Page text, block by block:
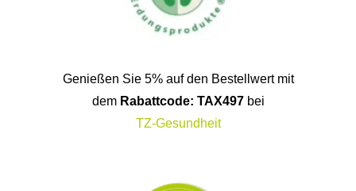
Genießen Sie 5% auf den Bestellwert mit
dem Rabattcode: TAX497 bei
TZ-Gesundheit